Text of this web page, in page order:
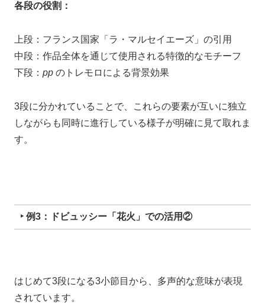
各段の役割：
上段：フランス国家「ラ・マルセイエーズ」の引用
中段：作品全体を通じて使用される特徴的なモチーフ
下段： pp のトレモロによる背景効果
3段に分かれていることで、これらの要素が互いに独立
しながらも同時に進行している様子が明確に見て取れま
す。
‣ 例3：ドビュッシー「花火」での活用②
はじめて3段になる3小節目から、多声的な意味が表現
されています。